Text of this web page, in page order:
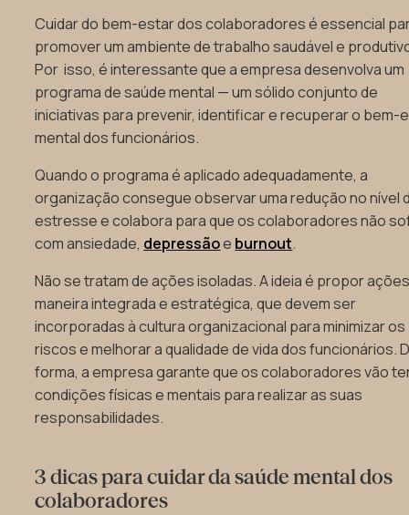
Cuidar do bem-estar dos colaboradores é essencial
promover um ambiente de trabalho saudável e
Por isso, é interessante que a empresa desenvolva um
programa de saúde mental — um sólido conjunto de
iniciativas para prevenir, identificar e recuperar o bem-
mental dos funcionários.
Quando o programa é aplicado adequadamente, a
organização consegue observar uma redução no nível
estresse e colabora para que os colaboradores não
com ansiedade, depressãoe burnout.
Não se tratam de ações isoladas. A ideia é propor
maneira integrada e estratégica, que devem ser
incorporadas à cultura organizacional para minimizar os
riscos e melhorar a qualidade de vida dos funcionários.
forma, a empresa garante que os colaboradores vão
condições físicas e mentais para realizar as suas
responsabilidades.
3 dicas para cuidar da saúde mental dos
colaboradores